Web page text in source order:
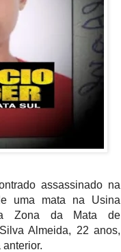
assassinado na
uma mata na Usina
Zona da Mata de
Almeida, 22 anos,